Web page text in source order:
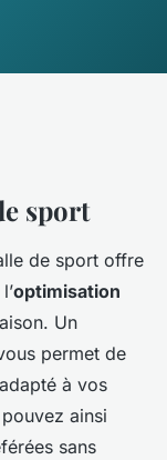
sport
de sport offre
optimisation
Un
permet de
à vos
ainsi
sans